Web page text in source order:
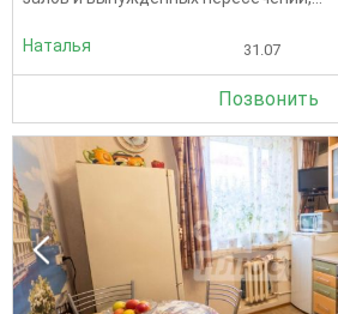
Наталья 31.07
Позвонить